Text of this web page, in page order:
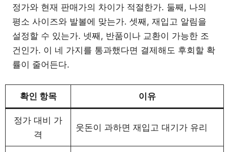
정가와 현재 판매가의 차이가 적절한가. 둘째, 나의
평소 사이즈와 발볼에 맞는가. 셋째, 재입고 알림을
설정할 수 있는가. 넷째, 반품이나 교환이 가능한 조
건인가. 이 네 가지를 통과했다면 결제해도 후회할 확
률이 줄어든다.
확인 항목 이유
정가 대비 가
격
웃돈이 과하면 재입고 대기가 유리